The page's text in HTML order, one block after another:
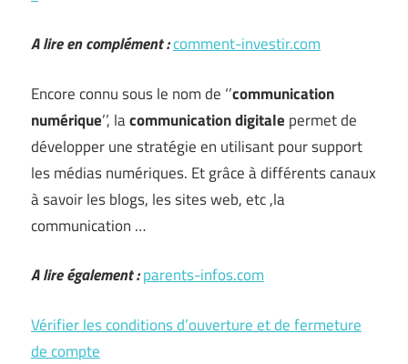
A lire en complément :comment-investir.com
Encore connu sous le nom de ‘’communication
numérique’’, lacommunication digitale permet de
développer une stratégie en utilisant pour support
les médias numériques. Et grâce à différents canaux
à savoir les blogs, les sites web, etc ,la
communication …
A lire également :parents-infos.com
Vérifier les conditions d’ouverture et de fermeture
de compte